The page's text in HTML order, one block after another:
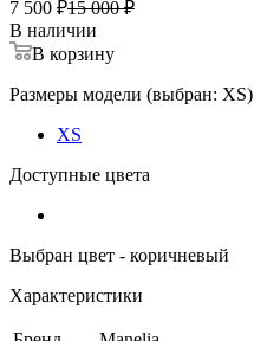
7 500 ₽15 000 ₽
В наличии
В корзину
Размеры модели (выбран: XS)
XS
Доступные цвета
Выбран цвет - коричневый
Характеристики